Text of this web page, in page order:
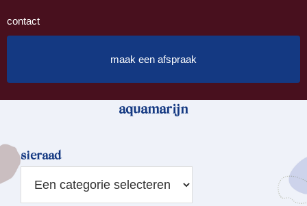
contact
maak een afspraak
aquamarijn
sieraad